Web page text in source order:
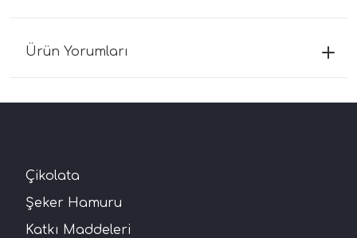
Ürün Yorumları
Çikolata
Şeker Hamuru
Katkı Maddeleri